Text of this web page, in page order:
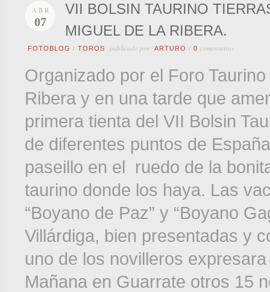
ABR
07
VII BOLSIN TAURINO
MIGUEL DE LA RIBERA.
FOTOBLOG / TOROS publicado por ARTURO / 0 comentarios
Organizado por el Foro
Ribera y en una tarde que
primera tienta del VII Bolsin
de diferentes puntos de
paseillo en el ruedo de la
taurino donde los haya. Las
“Boyano de Paz” y “Boyano
Villárdiga, bien presentadas y
uno de los novilleros
Mañana en Guarrate otros 15